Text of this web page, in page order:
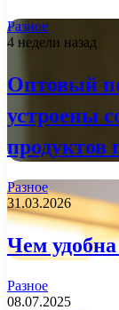
Разное
4 недели назад
Оптовый
устроены
продуктов
Разное
31.03.2026
Чем
Разное
08.07.2025